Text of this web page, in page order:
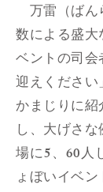
万雷（ばん
数による盛
ベントの司
迎えくださ
かまじりに
し、大げさ
場に5、60人
ょぼいイベ